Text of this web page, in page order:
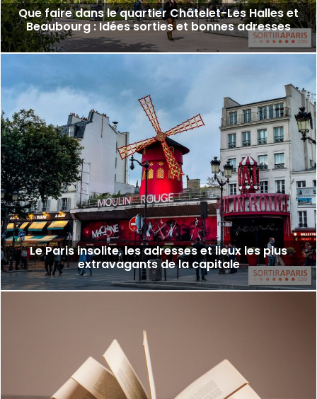
Que faire dans le quartier Châtelet-Les Halles et
Beaubourg : Idées sorties et bonnes adresses
Le Paris insolite, les adresses et lieux les plus
extravagants de la capitale